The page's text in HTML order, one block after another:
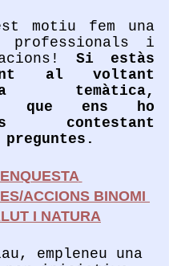
motiu fem una
professionals i
Si estàs
al voltant
temàtica,
que ens ho
contestant
preguntes.
ENQUESTA
ACCIONS BINOMI
I NATURA
empleneu una